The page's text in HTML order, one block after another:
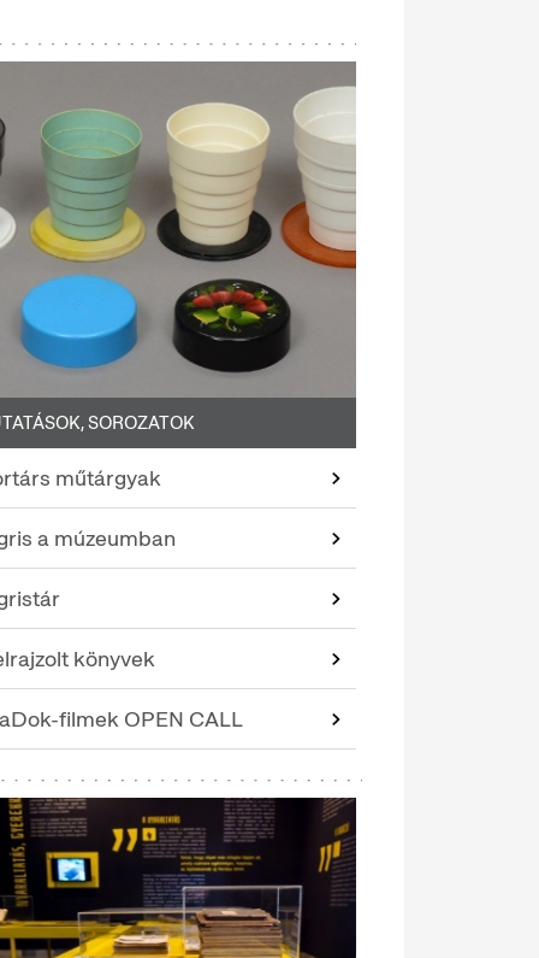
SOROZATOK
műtárgyak
a múzeumban
könyvek
filmek OPEN CALL